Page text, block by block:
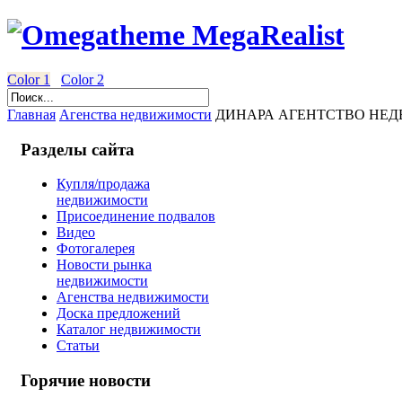
Color 1 Color 2
Главная Агенства недвижимости ДИНАРА АГЕНТСТВО
Разделы сайта
Купля/продажа
недвижимости
Присоединение подвалов
Видео
Фотогалерея
Новости рынка
недвижимости
Агенства недвижимости
Доска предложений
Каталог недвижимости
Статьи
Горячие новости